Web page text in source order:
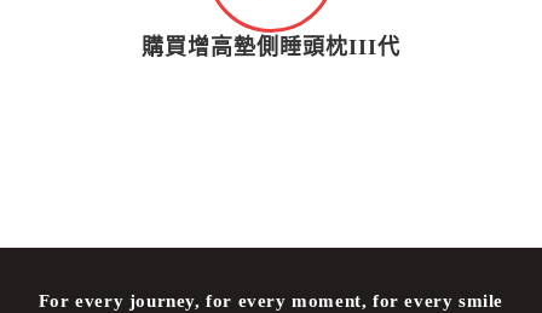
購買增高墊側睡頭枕III代
For every journey, for every moment, for every smile